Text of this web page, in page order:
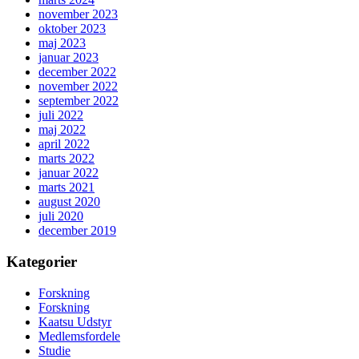
november 2023
oktober 2023
maj 2023
januar 2023
december 2022
november 2022
september 2022
juli 2022
maj 2022
april 2022
marts 2022
januar 2022
marts 2021
august 2020
juli 2020
december 2019
Kategorier
Forskning
Forskning
Kaatsu Udstyr
Medlemsfordele
Studie